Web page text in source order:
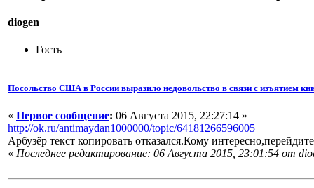
diogen
Гость
Посольство США в России выразило недовольство в связи с изъятием
« Первое сообщение: 06 Августа 2015, 22:27:14 »
http://ok.ru/antimaydan1000000/topic/64181266596005
Арбузёр текст копировать отказался.Кому
« Последнее редактирование: 06 Августа 2015, 23:01:54 от